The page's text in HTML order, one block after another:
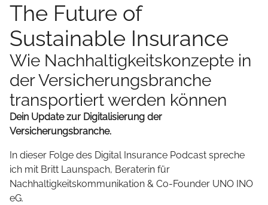
The Future of
Sustainable Insurance
Wie Nachhaltigkeitskonzepte in
der Versicherungsbranche
transportiert werden können
Dein Update zur Digitalisierung der
Versicherungsbranche.
In dieser Folge des Digital Insurance Podcast spreche
ich mit Britt Launspach, Beraterin für
Nachhaltigkeitskommunikation & Co-Founder UNO INO
eG.